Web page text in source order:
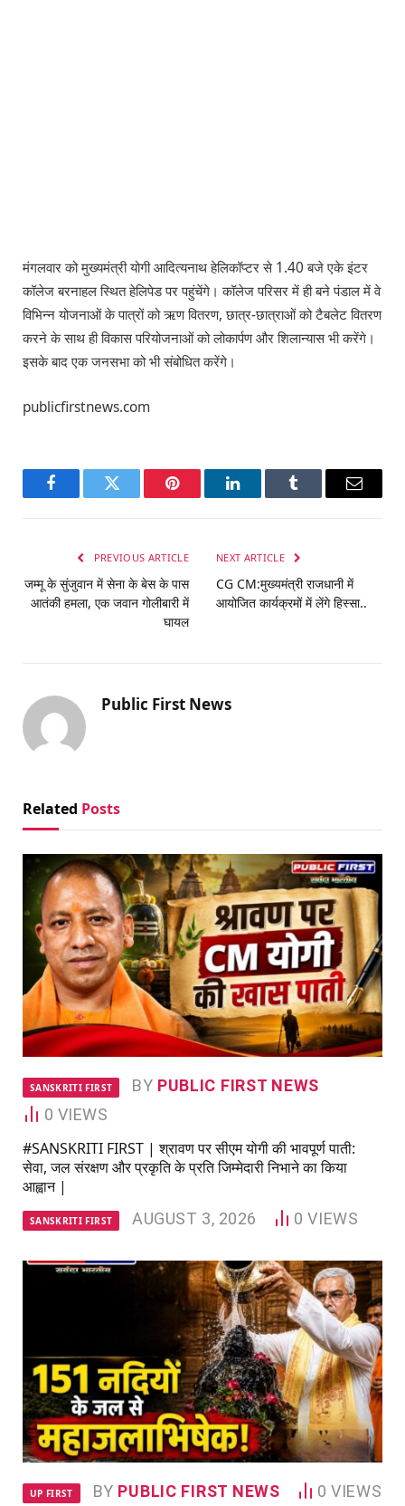
मंगलवार को मुख्यमंत्री योगी आदित्यनाथ हेलिकॉप्टर से 1.40 बजे एके इंटर
कॉलेज बरनाहल स्थित हेलिपेड पर पहुंचेंगे। कॉलेज परिसर में ही बने पंडाल में वे
विभिन्न योजनाओं के पात्रों को ऋण वितरण, छात्र-छात्राओं को टैबलेट वितरण
करने के साथ ही विकास परियोजनाओं को लोकार्पण और शिलान्यास भी करेंगे।
इसके बाद एक जनसभा को भी संबोधित करेंगे।
publicfirstnews.com
FacebookTwitter Pinterest LinkedInTumblr Email
PREVIOUS ARTICLE
जम्मू के सुंजुवान में सेना के बेस के पास
आतंकी हमला, एक जवान गोलीबारी में
घायल
NEXT ARTICLE
CG CM:मुख्यमंत्री राजधानी में
आयोजित कार्यक्रमों में लेंगे हिस्सा..
Public First News
Related Posts
SANSKRITI FIRST BY PUBLIC FIRST NEWS
0 VIEWS
#SANSKRITI FIRST | श्रावण पर सीएम योगी की भावपूर्ण पाती:
सेवा, जल संरक्षण और प्रकृति के प्रति जिम्मेदारी निभाने का किया
आह्वान |
SANSKRITI FIRST AUGUST 3, 2026 0VIEWS
UP FIRST BY PUBLIC FIRST NEWS 0VIEWS